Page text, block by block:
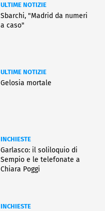
ULTIME NOTIZIE
Sbarchi, "Madrid da numeri
a caso"
ULTIME NOTIZIE
Gelosia mortale
INCHIESTE
Garlasco: il soliloquio di
Sempio e le telefonate a
Chiara Poggi
INCHIESTE